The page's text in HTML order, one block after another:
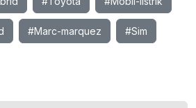
#Marc-marquez #Sim